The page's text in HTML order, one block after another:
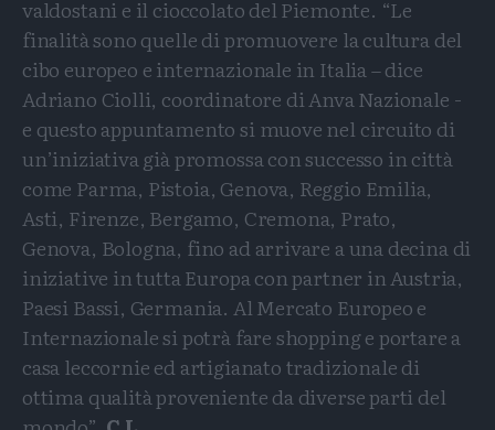
valdostani e il cioccolato del Piemonte. “Le
finalità sono quelle di promuovere la cultura del
cibo europeo e internazionale in Italia – dice
Adriano Ciolli, coordinatore di Anva Nazionale -
e questo appuntamento si muove nel circuito di
un’iniziativa già promossa con successo in città
come Parma, Pistoia, Genova, Reggio Emilia,
Asti, Firenze, Bergamo, Cremona, Prato,
Genova, Bologna, fino ad arrivare a una decina di
iniziative in tutta Europa con partner in Austria,
Paesi Bassi, Germania. Al Mercato Europeo e
Internazionale si potrà fare shopping e portare a
casa leccornie ed artigianato tradizionale di
ottima qualità proveniente da diverse parti del